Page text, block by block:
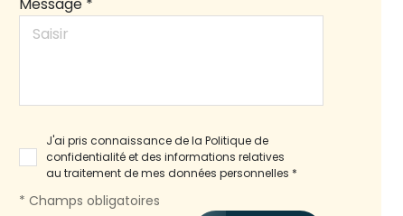
J'ai pris connaissance de la Politique de
confidentialité et des informations relatives
au traitement de mes données personnelles *
* Champs obligatoires